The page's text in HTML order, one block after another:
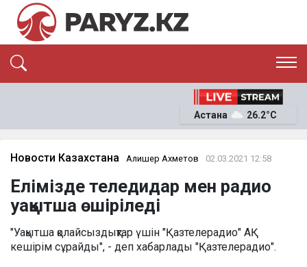
ЭКОНОМИКА
ОҚИҒА
News
Астана 26.2°C
Новости Казахстана Алишер Ахметов 02.03.2021 12:58
Елімізде теледидар мен радио
уақытша өшіріледі
"Уақытша қолайсыздықтар үшін "Қазтелерадио" АҚ
кешірім сұрайды", - деп хабарлады "Қазтелерадио".